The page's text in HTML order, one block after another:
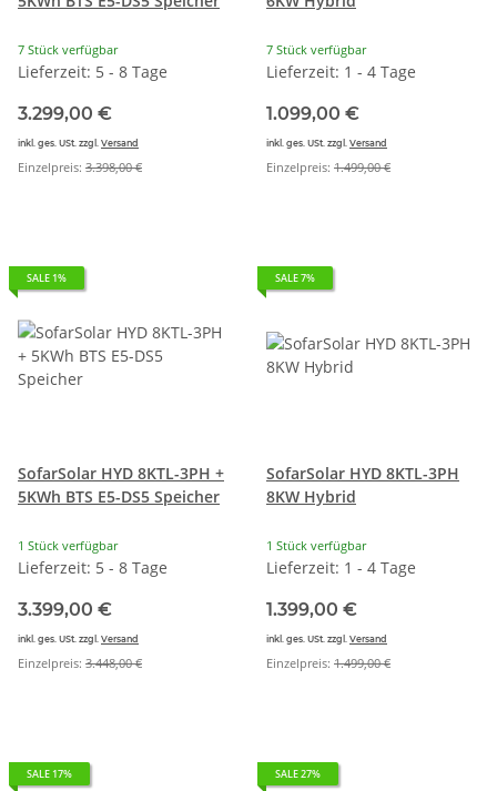
7 Stück verfügbar
Lieferzeit: 5 - 8 Tage
3.299,00 €
inkl. ges. USt. zzgl. Versand
Einzelpreis: 3.398,00 €
7 Stück verfügbar
Lieferzeit: 1 - 4 Tage
1.099,00 €
inkl. ges. USt. zzgl. Versand
Einzelpreis: 1.499,00 €
SALE 1%
SofarSolar HYD 8KTL-3PH +
5KWh BTS E5-DS5 Speicher
1 Stück verfügbar
Lieferzeit: 5 - 8 Tage
3.399,00 €
inkl. ges. USt. zzgl. Versand
Einzelpreis: 3.448,00 €
SALE 7%
SofarSolar HYD 8KTL-3PH
8KW Hybrid
1 Stück verfügbar
Lieferzeit: 1 - 4 Tage
1.399,00 €
inkl. ges. USt. zzgl. Versand
Einzelpreis: 1.499,00 €
SALE 17% SALE 27%